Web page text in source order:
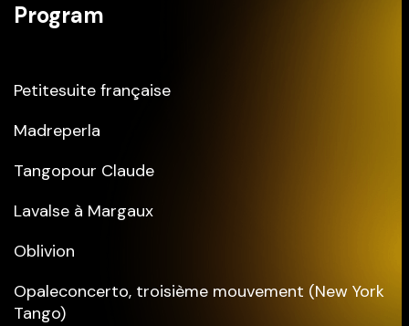
Program
Petitesuite française
Madreperla
Tangopour Claude
Lavalse à Margaux
Oblivion
Opaleconcerto, troisième mouvement (New York
Tango)